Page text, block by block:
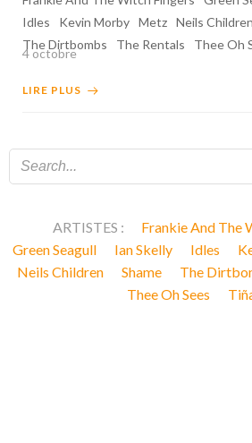
Idles
Kevin Morby Metz Neils Children
The Dirtbombs
The Rentals Thee Oh
4 octobre
LIRE PLUS
ARTISTES :
Frankie And The
Green Seagull
Ian Skelly Idles
Neils Children
Shame The
Thee Oh Sees